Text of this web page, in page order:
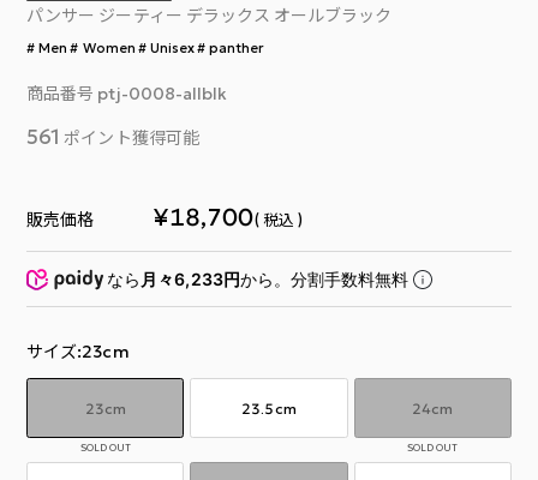
パンサー ジーティー デラックス オールブラック
Men Women Unisex panther
商品番号 ptj-0008-allblk
561 ポイント獲得可能
販売価格 ¥18,700 税込
なら 月々6,233円から。分割手数料無料
サイズ 23cm
23cm
SOLD OUT
23.5cm 24cm
SOLD OUT